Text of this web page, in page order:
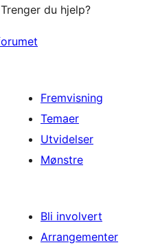
du hjelp?
Fremvisning
Temaer
Utvidelser
Mønstre
Bli involvert
Arrangementer